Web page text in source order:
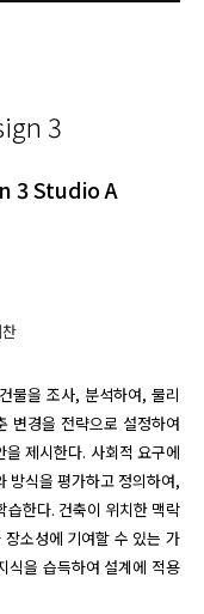
3
3 Studio A
물을 조사, 분석하여, 물리
변경을 전략으로 설정하여
제시한다. 사회적 요구에
방식을 평가하고 정의하여,
습한다. 건축이 위치한 맥락
소성에 기여할 수 있는 가
식을 습득하여 설계에 적용